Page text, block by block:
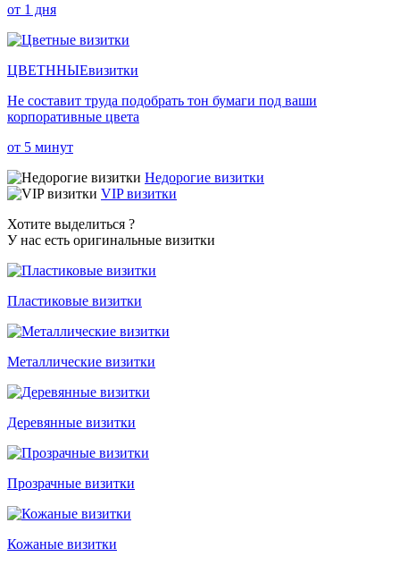
от 1 дня
ЦВЕТННЫЕвизитки
Не составит труда подобрать тон бумаги под ваши
корпоративные цвета
от 5 минут
Недорогие визитки
VIP визитки
Хотите выделиться ?
У нас есть оригинальные визитки
Пластиковые визитки
Металлические визитки
Деревянные визитки
Прозрачные визитки
Кожаные визитки